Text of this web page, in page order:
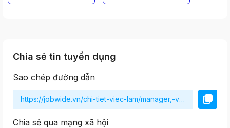
Chia sẻ tin tuyển dụng
Sao chép đường dẫn
Chia sẻ qua mạng xã hội